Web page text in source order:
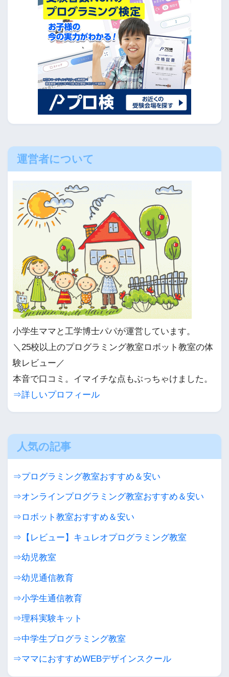
運営者について
小学生ママと工学博士パパが運営しています。
＼25校以上のプログラミング教室ロボット教室の体
験レビュー／
本音で口コミ。イマイチな点もぶっちゃけました。
⇒詳しいプロフィール
人気の記事
⇒プログラミング教室おすすめ＆安い
⇒オンラインプログラミング教室おすすめ＆安い
⇒ロボット教室おすすめ＆安い
⇒【レビュー】キュレオプログラミング教室
⇒幼児教室
⇒幼児通信教育
⇒小学生通信教育
⇒理科実験キット
⇒中学生プログラミング教室
⇒ママにおすすめWEBデザインスクール